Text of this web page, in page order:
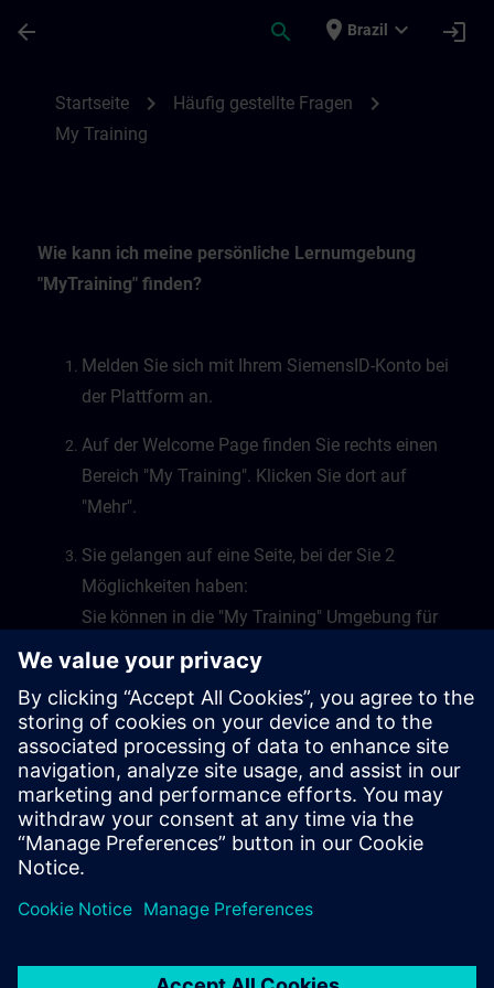
arrow_back search place Brazil expand_more login
Startseite chevron_right Häufig gestellte Fragen chevron_right
My Training
Wie kann ich meine persönliche Lernumgebung
"MyTraining" finden?
Melden Sie sich mit Ihrem SiemensID-Konto bei
der Plattform an.
Auf der Welcome Page finden Sie rechts einen
Bereich "My Training". Klicken Sie dort auf
"Mehr".
Sie gelangen auf eine Seite, bei der Sie 2
Möglichkeiten haben:
Sie können in die "My Training" Umgebung für
Learning Events oder Learning Journeys
wechseln, oder Sie wechseln in die "My Plan"
Umgebung von SITRAIN access.